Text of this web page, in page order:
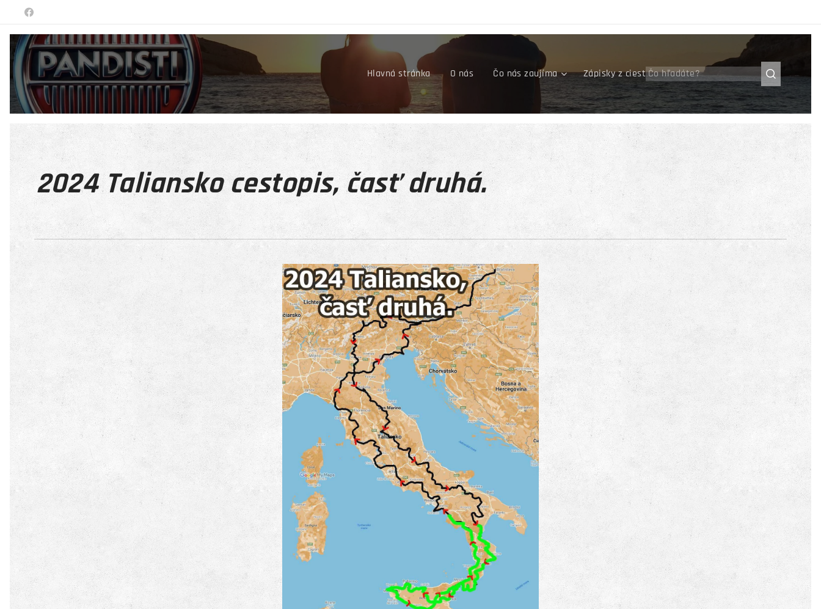
Hlavná stránka O nás Čo nás zaujíma Zápisky z ciest
2024 Taliansko cestopis, časť druhá.